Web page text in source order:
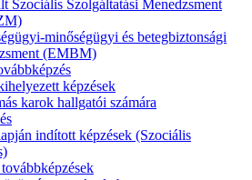
Szociális Szolgáltatási Menedzsment
minőségügyi és betegbiztonsági
(EMBM)
képzések
karok hallgatói számára
indított képzések (Szociális